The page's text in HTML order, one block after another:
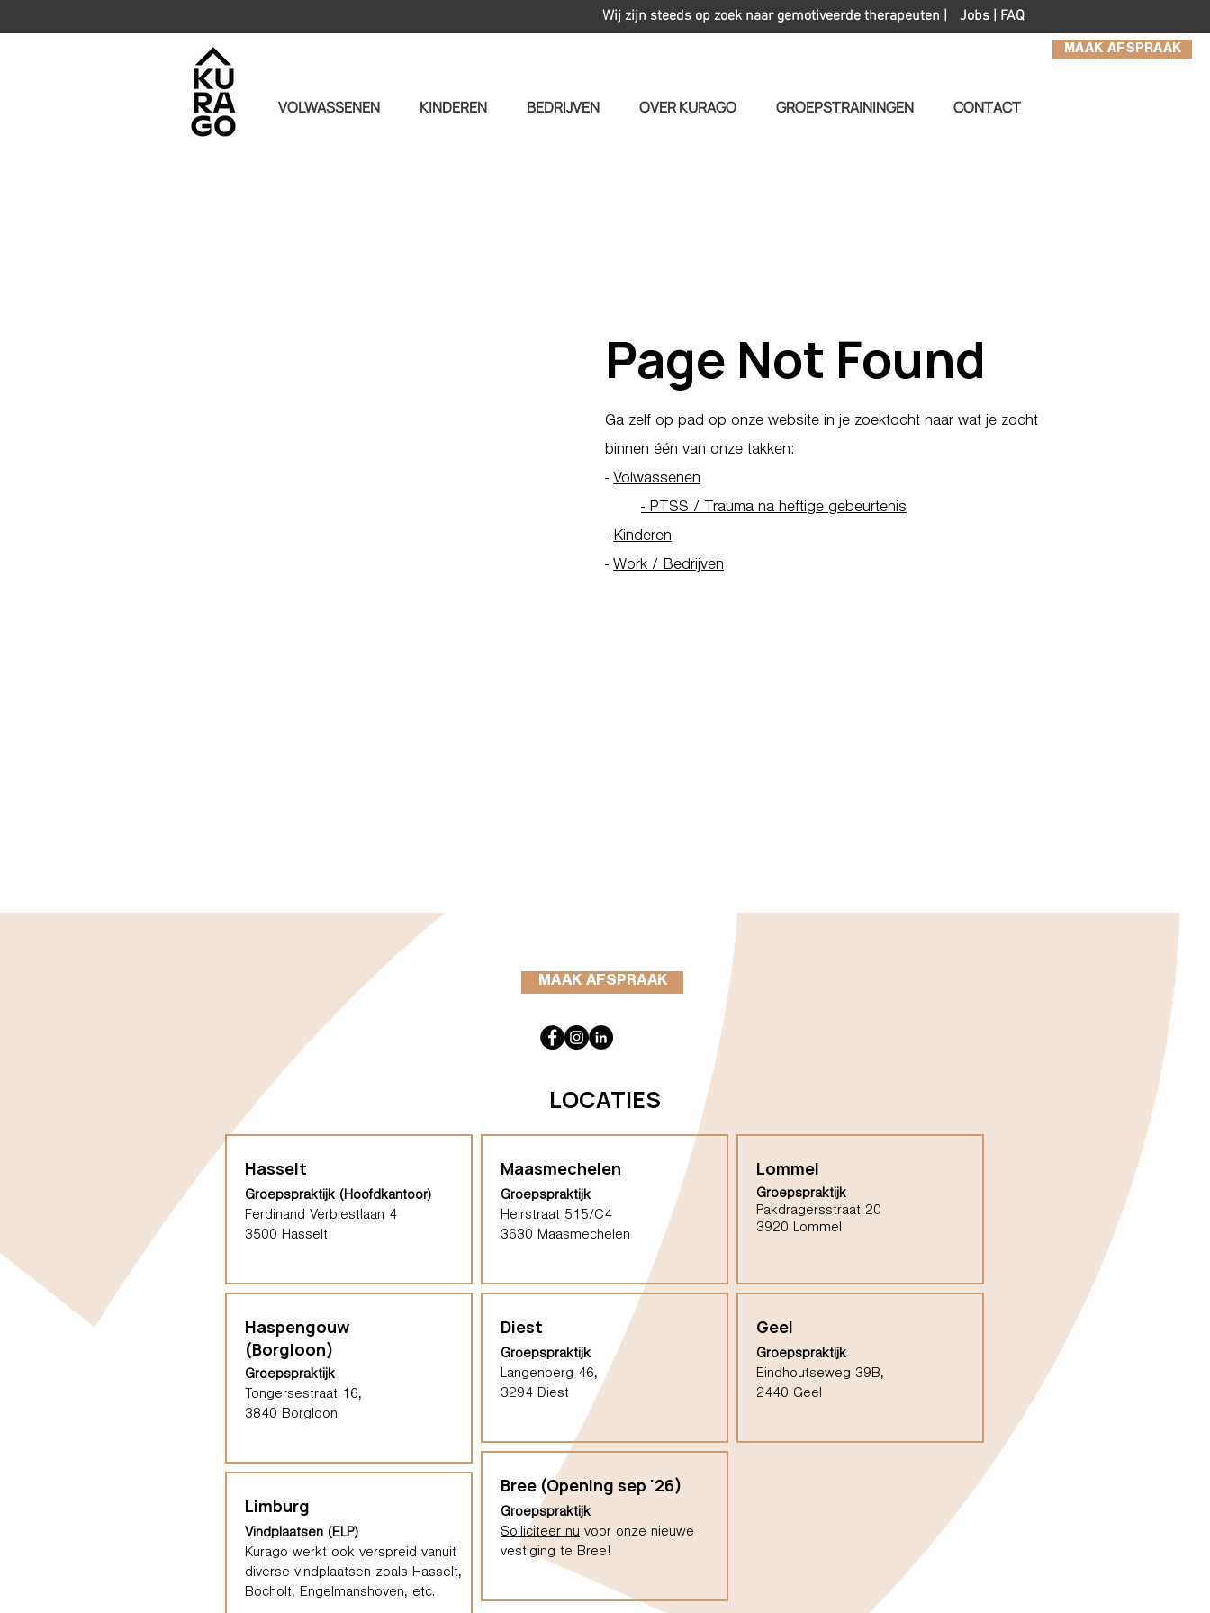
MAAK AFSPRAAK
Jobs | FAQ
Wij zijn steeds op zoek naar gemotiveerde therapeuten |
VOLWASSENEN KINDEREN BEDRIJVEN OVER KURAGO GROEPSTRAININGEN CONTACT
Page Not Found
Ga zelf op pad op onze website in je zoektocht naar wat je zocht
binnen één van onze takken:
- Volwassenen
- PTSS / Trauma na heftige gebeurtenis
- Kinderen
- Work / Bedrijven
MAAK AFSPRAAK
LOCATIES
Hasselt
Groepspraktijk (Hoofdkantoor)
Ferdinand Verbiestlaan 4
3500 Hasselt
Haspengouw
(Borgloon)
Groepspraktijk
Tongersestraat 16,
3840 Borgloon
Limburg
Vindplaatsen (ELP)
Kurago werkt ook verspreid vanuit
diverse vindplaatsen zoals Hasselt,
Bocholt, Engelmanshoven, etc.
Maasmechelen
Groepspraktijk
Heirstraat 515/C4
3630 Maasmechelen
Diest
Groepspraktijk
Langenberg 46,
3294 Diest
Bree (Opening sep '26)
Groepspraktijk
Solliciteer nu voor onze nieuwe
vestiging te Bree!
Lommel
Groepspraktijk
Pakdragersstraat 20
3920 Lommel
Geel
Groepspraktijk
Eindhoutseweg 39B,
2440 Geel